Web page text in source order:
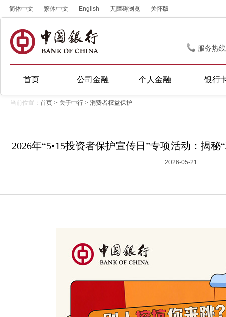
简体中文 繁体中文 English 无障碍浏览 关怀版
服务热
首页 公司金融 个人金融 银行
当前位置： 首页 > 关于中行 > 消费者权益保护
2026年“5•15投资者保护宣传日”专项活动：揭
2026-05-21